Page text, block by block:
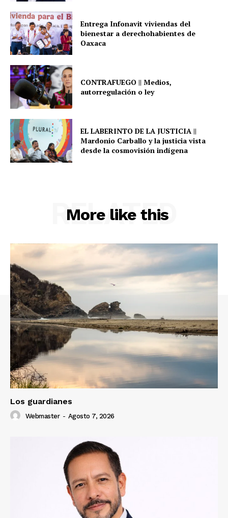
Entrega Infonavit viviendas del
bienestar a derechohabientes de
Oaxaca
CONTRAFUEGO || Medios,
autorregulación o ley
EL LABERINTO DE LA JUSTICIA ||
Mardonio Carballo y la justicia vista
desde la cosmovisión indígena
More like this
RELATED
Los guardianes
Webmaster - Agosto 7, 2026